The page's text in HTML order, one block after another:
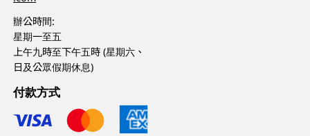
辦公時間:
星期一至五
上午九時至下午五時 (星期六、
日及公眾假期休息)
付款方式